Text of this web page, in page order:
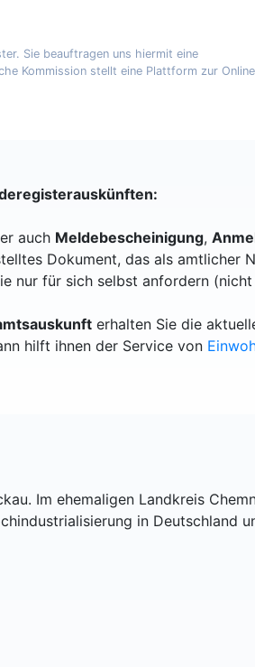
Sie beauftragen uns hiermit eine
Kommission stellt eine Plattform zur
auch Meldebescheinigung,
Dokument, das als amtlicher
nur für sich selbst anfordern
erhalten Sie die
hilft ihnen der Service von
Im ehemaligen Landkreis
in Deutschland